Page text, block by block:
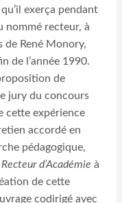
exerça pendant
nommé recteur, à
de René Monory,
de l’année 1990.
de
jury du concours
cette expérience
accordé en
pédagogique,
Recteur d’Académie à
de cette
codirigé avec